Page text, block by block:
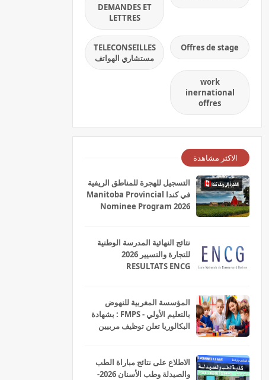
DEMANDES ET
LETTRES
Offres de stage
TELECONSEILLES
مستشاري الهواتف
work
inernational
offres
الاكثر مشاهدة
التسجيل للهجرة للمناطق الريفية
في كندا Manitoba Provincial
Nominee Program 2026
نتائج النهائية المدرسة الوطنية
للتجارة والتسيير 2026
RESULTATS ENCG
المؤسسة المغربية للنهوض
بالتعليم الأولي - FMPS : بشهادة
البكالوريا تعلن توظيف مربيين
الاطلاع على نتائج مباراة الطب
والصيدلة وطب الأسنان 2026-